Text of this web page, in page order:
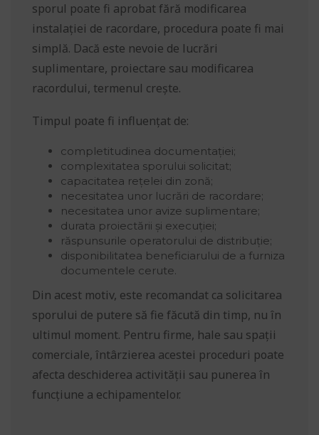
sporul poate fi aprobat fără modificarea
instalației de racordare, procedura poate fi mai
simplă. Dacă este nevoie de lucrări
suplimentare, proiectare sau modificarea
racordului, termenul crește.
Timpul poate fi influențat de:
completitudinea documentației;
complexitatea sporului solicitat;
capacitatea rețelei din zonă;
necesitatea unor lucrări de racordare;
necesitatea unor avize suplimentare;
durata proiectării și execuției;
răspunsurile operatorului de distribuție;
disponibilitatea beneficiarului de a furniza
documentele cerute.
Din acest motiv, este recomandat ca solicitarea
sporului de putere să fie făcută din timp, nu în
ultimul moment. Pentru firme, hale sau spații
comerciale, întârzierea acestei proceduri poate
afecta deschiderea activității sau punerea în
funcțiune a echipamentelor.